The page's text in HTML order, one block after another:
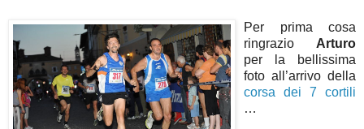
Per prima cosa
ringrazio Arturo
per la bellissima
foto all’arrivo della
corsa dei 7 cortili
…